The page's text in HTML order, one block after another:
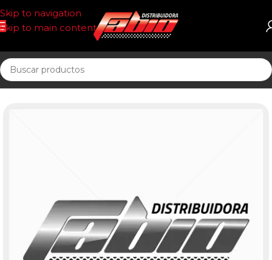
Skip to navigation
Skip to main content
Inicio BUJIAS DIESEL